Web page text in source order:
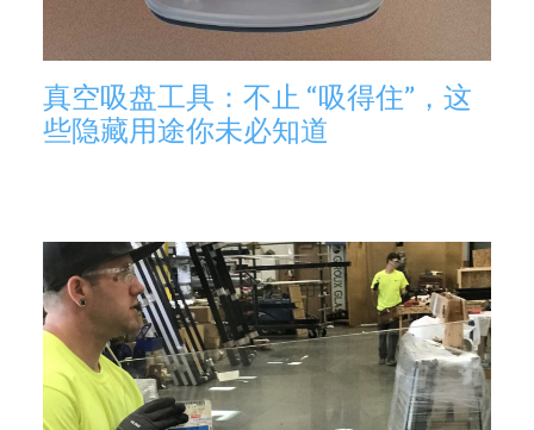
真空吸盘工具：不止 “吸得住”，这
些隐藏用途你未必知道